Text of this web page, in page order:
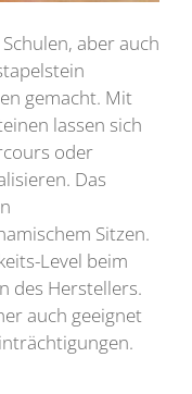
aber auch
gemacht. Mit
lassen sich
oder
Das
Sitzen.
Level beim
des Herstellers.
auch geeignet